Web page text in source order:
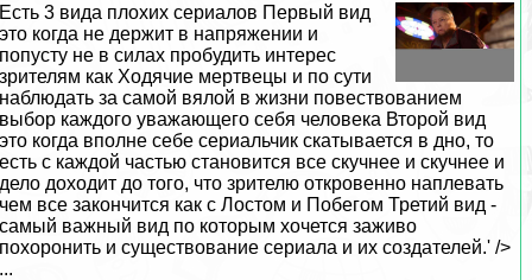
Есть 3 вида плохих сериалов Первый вид
это когда не держит в напряжении и
попусту не в силах пробудить интерес
зрителям как Ходячие мертвецы и по сути
наблюдать за самой вялой в жизни повествованием
выбор каждого уважающего себя человека Второй вид
это когда вполне себе сериальчик скатывается в дно, то
есть с каждой частью становится все скучнее и скучнее и
дело доходит до того, что зрителю откровенно наплевать
чем все закончится как с Лостом и Побегом Третий вид -
самый важный вид по которым хочется заживо
похоронить и существование сериала и их создателей.' />
...